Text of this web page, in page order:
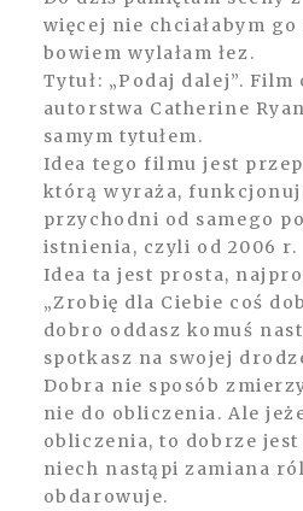
więcej nie chciałabym
bowiem wylałam łez.
Tytuł: „Podaj dalej”.
autorstwa Catherine
samym tytułem.
Idea tego filmu jest
którą wyraża,
przychodni od samego
istnienia, czyli od 2006 r.
Idea ta jest prosta,
„Zrobię dla Ciebie coś
dobro oddasz komuś
spotkasz na swojej
Dobra nie sposób
nie do obliczenia. Ale
obliczenia, to dobrze
niech nastąpi zamiana
obdarowuje.